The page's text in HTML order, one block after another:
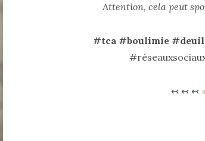
Attention, cela peut
#tca #boulimie
↢ ↢ ↢